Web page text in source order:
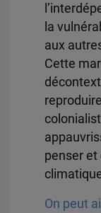
la
aux
Cette
penser et
On peut